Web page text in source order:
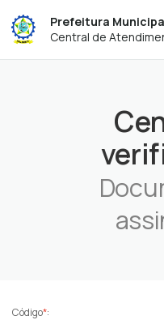
Prefeitura
Central de
Código*: